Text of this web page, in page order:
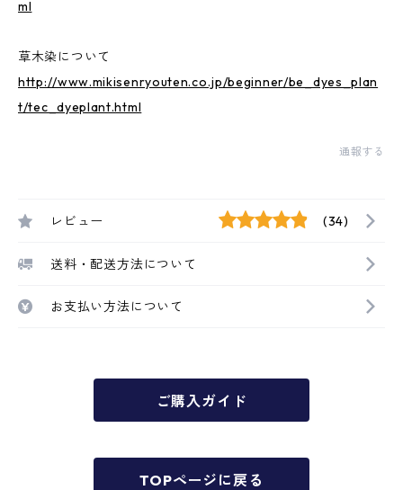
ml
草木染について
http://www.mikisenryouten.co.jp/beginner/be_dyes_plan
t/tec_dyeplant.html
通報する
レビュー (34)
送料・配送方法について
お支払い方法について
ご購入ガイド
TOPページに戻る